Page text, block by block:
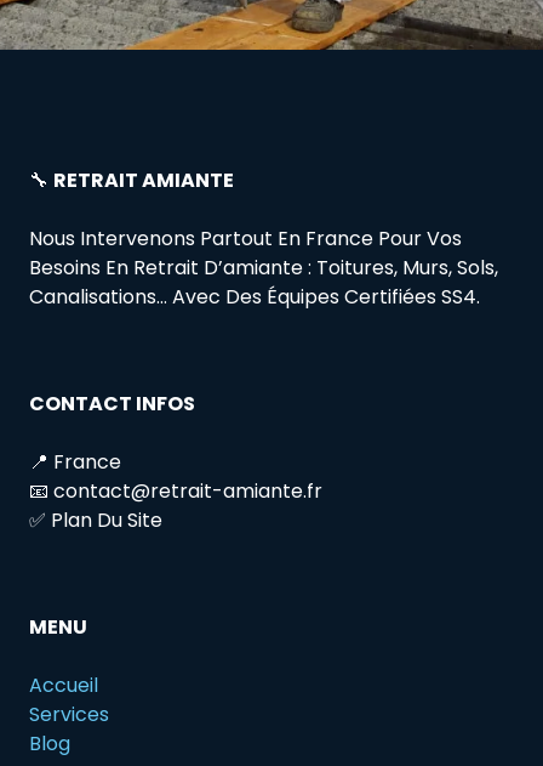
🔧 RETRAIT AMIANTE
Nous Intervenons Partout En France Pour Vos
Besoins En Retrait D’amiante : Toitures, Murs, Sols,
Canalisations… Avec Des Équipes Certifiées SS4.
CONTACT INFOS
📍 France
📧 contact@retrait-amiante.fr
✅ Plan Du Site
MENU
Accueil
Services
Blog